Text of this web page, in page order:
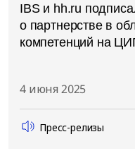
IBS и hh.ru
о партнерстве в
компетенций на
4 июня 2025
Пресс-релизы